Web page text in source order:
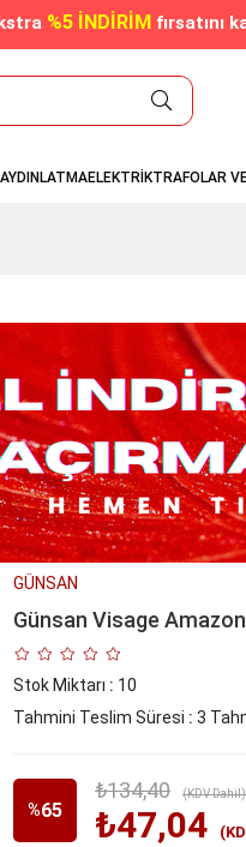
%5 İNDİRİM fırsatını
ELEKTRİKTRAFOLAR
GÜNSAN
Günsan Visage
Stok Miktarı : 10
Tahmini Teslim Süresi : 3
%65
₺134,40 (KDV Dahil)
₺47,04